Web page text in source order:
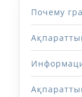
Почему